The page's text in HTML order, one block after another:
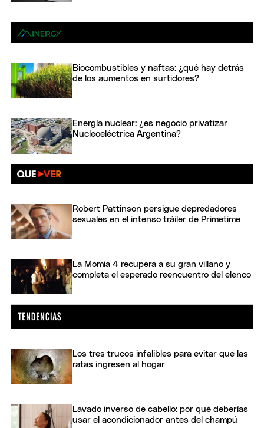
Biocombustibles y naftas: ¿qué hay detrás
de los aumentos en surtidores?
Energía nuclear: ¿es negocio privatizar
Nucleoeléctrica Argentina?
Robert Pattinson persigue depredadores
sexuales en el intenso tráiler de Primetime
La Momia 4 recupera a su gran villano y
completa el esperado reencuentro del elenco
Los tres trucos infalibles para evitar que las
ratas ingresen al hogar
Lavado inverso de cabello: por qué deberías
usar el acondicionador antes del champú